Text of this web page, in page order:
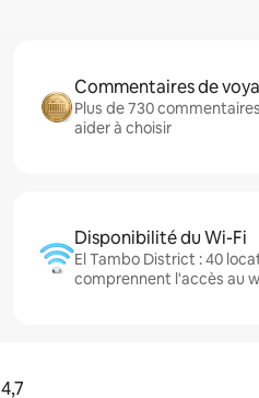
Commentaires de
Plus de 730
aider à choisir
Disponibilité du Wi-Fi
El Tambo District : 40
comprennent l'accès au